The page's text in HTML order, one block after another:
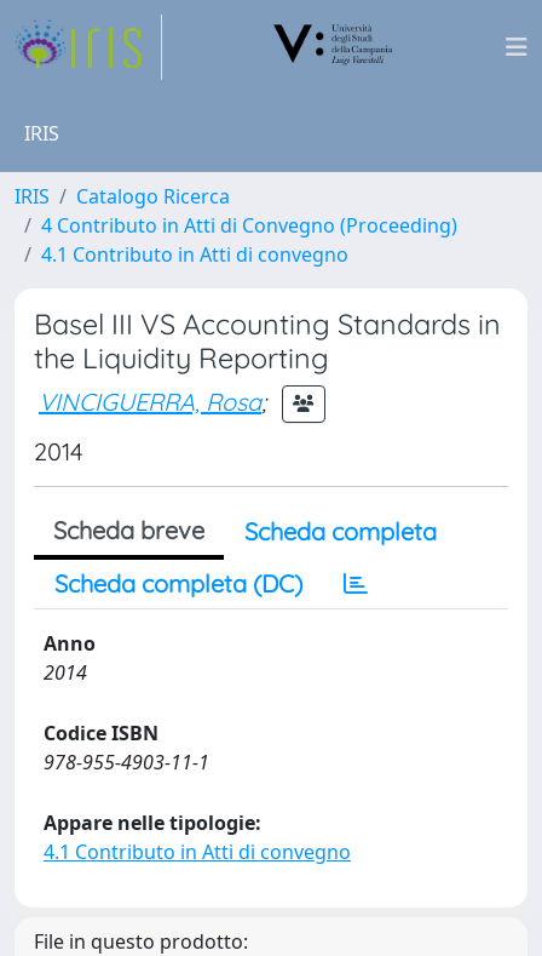
IRIS
IRIS
Catalogo Ricerca
4 Contributo in Atti di Convegno (Proceeding)
4.1 Contributo in Atti di convegno
Basel III VS Accounting Standards in
the Liquidity Reporting
VINCIGUERRA, Rosa;
2014
Scheda breve
Scheda completa
Scheda completa (DC)
Anno
2014
Codice ISBN
978-955-4903-11-1
Appare nelle tipologie:
4.1 Contributo in Atti di convegno
File in questo prodotto: